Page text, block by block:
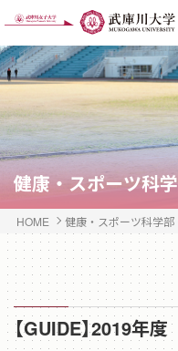
健康・スポーツ科
HOME 健康・スポーツ科学部
【GUIDE】2019年